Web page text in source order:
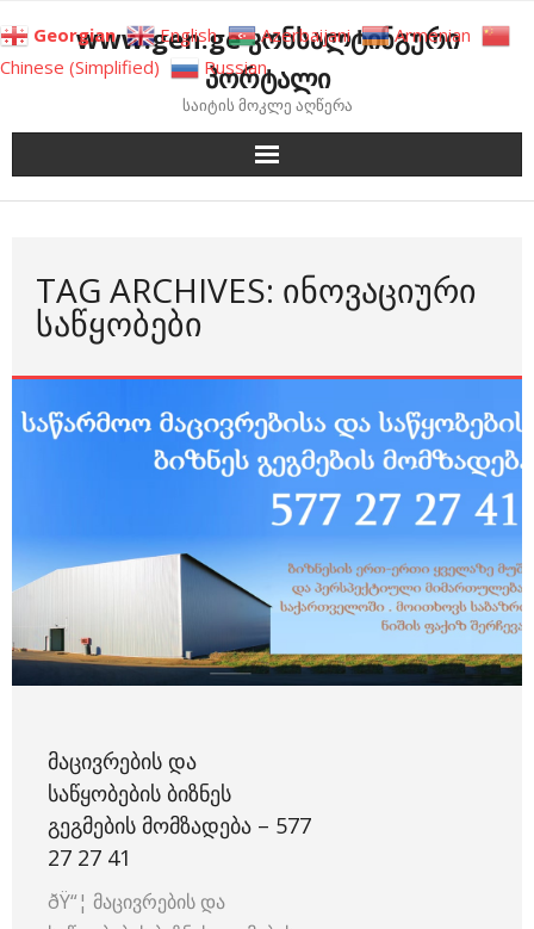
to
content
www.gen.ge კონსალტინგური
პორტალი
საიტის მოკლე აღწერა
TAG ARCHIVES: ᲘᲜᲝᲕᲐᲪᲘᲣᲠᲘ
ᲡᲐᲬᲧᲝᲑᲔᲑᲘ
ᲛᲐᲪᲘᲕᲠᲔᲑᲘᲡ ᲓᲐ
ᲡᲐᲬᲧᲝᲑᲔᲑᲘᲡ ᲑᲘᲖᲜᲔᲡ
ᲒᲔᲒᲛᲔᲑᲘᲡ ᲛᲝᲛᲖᲐᲓᲔᲑᲐ – 577
27 27 41
ðŸ“¦ მაცივრების და
Georgian English Azerbaijani
Armenian
Chinese (Simplified)
Russian